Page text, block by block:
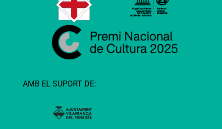
AMB EL SUPORT DE: